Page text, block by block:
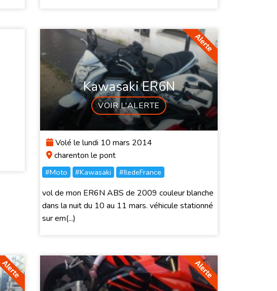
Kawasaki ER6N
VOIR L'ALERTE
Volé le lundi 10 mars 2014
charenton le pont
#Moto #Kawasaki #IledeFrance
vol de mon ER6N ABS de 2009 couleur blanche
dans la nuit du 10 au 11 mars. véhicule stationné
sur em(...)